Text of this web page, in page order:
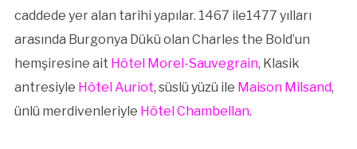
caddede yer alan tarihi yapılar. 1467 ile1477 yılları
arasında Burgonya Dükü olan Charles the Bold’un
hemşiresine ait Hôtel Morel-Sauvegrain, Klasik
antresiyle Hôtel Auriot, süslü yüzü ile Maison Milsand,
ünlü merdivenleriyle Hôtel Chambellan.